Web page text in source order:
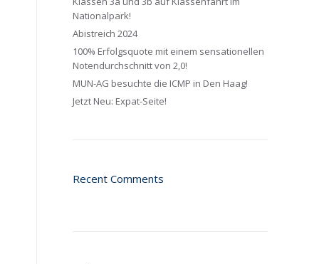
Nationalpark!
Abistreich 2024
100% Erfolgsquote mit einem sensationellen
Notendurchschnitt von 2,0!
MUN-AG besuchte die ICMP in Den Haag!
Jetzt Neu: Expat-Seite!
Recent Comments